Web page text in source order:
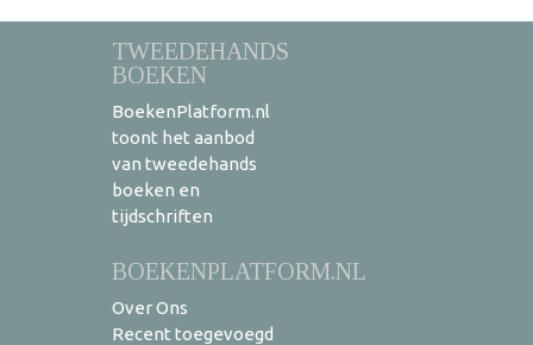
TWEEDEHANDS
BOEKEN
BoekenPlatform.nl
toont het aanbod
van tweedehands
boeken en
tijdschriften
BOEKENPLATFORM.NL
Over Ons
Recent toegevoegd